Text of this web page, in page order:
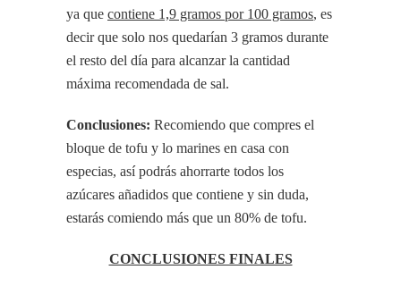
ya que contiene 1,9 gramos por 100 gramos, es
decir que solo nos quedarían 3 gramos durante
el resto del día para alcanzar la cantidad
máxima recomendada de sal.
Conclusiones: Recomiendo que compres el
bloque de tofu y lo marines en casa con
especias, así podrás ahorrarte todos los
azúcares añadidos que contiene y sin duda,
estarás comiendo más que un 80% de tofu.
CONCLUSIONES FINALES